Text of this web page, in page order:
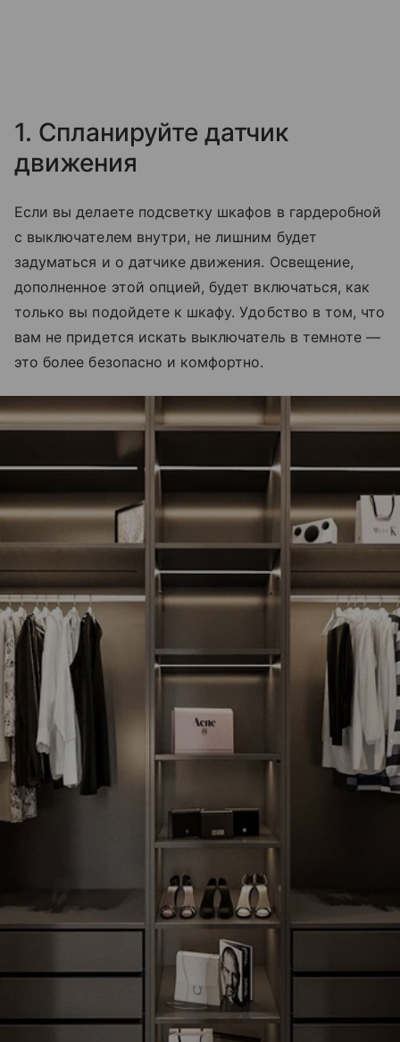
1. Спланируйте датчик
движения
Если вы делаете подсветку шкафов в гардеробной
с выключателем внутри, не лишним будет
задуматься и о датчике движения. Освещение,
дополненное этой опцией, будет включаться, как
только вы подойдете к шкафу. Удобство в том, что
вам не придется искать выключатель в темноте —
это более безопасно и комфортно.